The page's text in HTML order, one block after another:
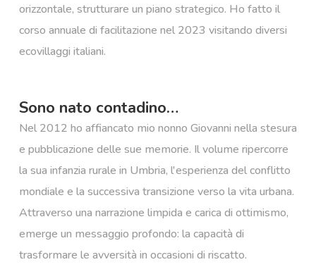
orizzontale, strutturare un piano strategico. Ho fatto il
corso annuale di facilitazione nel 2023 visitando diversi
ecovillaggi italiani.
Sono nato contadino…
Nel 2012 ho affiancato mio nonno Giovanni nella stesura
e pubblicazione delle sue memorie. Il volume ripercorre
la sua infanzia rurale in Umbria, l'esperienza del conflitto
mondiale e la successiva transizione verso la vita urbana.
Attraverso una narrazione limpida e carica di ottimismo,
emerge un messaggio profondo: la capacità di
trasformare le avversità in occasioni di riscatto.